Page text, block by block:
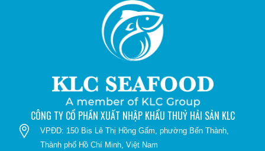
CÔNG TY CỔ PHẦN XUẤT NHẬP KHẨU THUỶ HẢI SẢN KLC
VPĐD: 150 Bis Lê Thị Hồng Gấm, phường Bến Thành,
Thành phố Hồ Chí Minh, Việt Nam